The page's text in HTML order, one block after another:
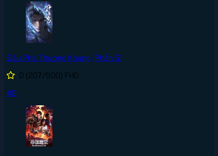
Đấu Phá Thương Khung (Phần 5)
0 (207/500) FHD
#9